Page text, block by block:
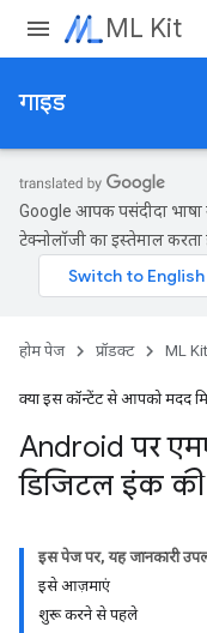
ML Kit
गाइड
Google आपकी पसंदीदा
टेक्नोलॉजी का इस्तेमाल
होम पेज प्रॉडक्ट ML Kit
क्या इस कॉन्टेंट से आपको मदद
Android पर
डिजिटल इंक की
इस पेज पर, यह जानकारी
इसे आज़माएं
शुरू करने से पहले